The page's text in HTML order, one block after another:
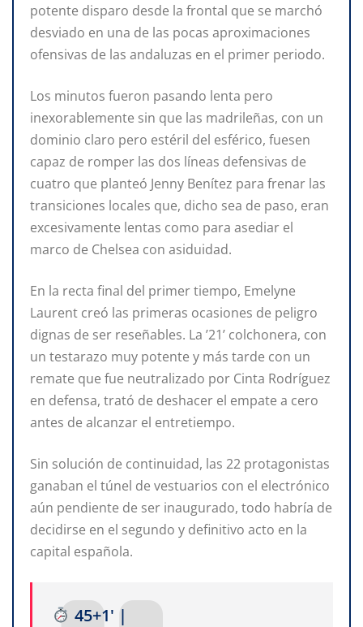
potente disparo desde la frontal que se marchó
desviado en una de las pocas aproximaciones
ofensivas de las andaluzas en el primer periodo.
Los minutos fueron pasando lenta pero
inexorablemente sin que las madrileñas, con un
dominio claro pero estéril del esférico, fuesen
capaz de romper las dos líneas defensivas de
cuatro que planteó Jenny Benítez para frenar las
transiciones locales que, dicho sea de paso, eran
excesivamente lentas como para asediar el
marco de Chelsea con asiduidad.
En la recta final del primer tiempo, Emelyne
Laurent creó las primeras ocasiones de peligro
dignas de ser reseñables. La ’21’ colchonera, con
un testarazo muy potente y más tarde con un
remate que fue neutralizado por Cinta Rodríguez
en defensa, trató de deshacer el empate a cero
antes de alcanzar el entretiempo.
Sin solución de continuidad, las 22 protagonistas
ganaban el túnel de vestuarios con el electrónico
aún pendiente de ser inaugurado, todo habría de
decidirse en el segundo y definitivo acto en la
capital española.
45+1' |